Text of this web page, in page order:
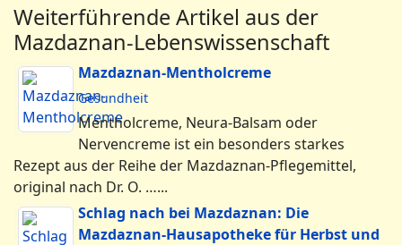
Weiterführende Artikel aus der
Mazdaznan-Lebenswissenschaft
Mazdaznan-Mentholcreme
Gesundheit
Mentholcreme, Neura-Balsam oder
Nervencreme ist ein besonders starkes
Rezept aus der Reihe der Mazdaznan-Pflegemittel,
original nach Dr. O. …...
Schlag nach bei Mazdaznan: Die
Mazdaznan-Hausapotheke für Herbst und